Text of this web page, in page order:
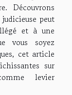
Découvrons
peut
et à une
vous soyez
cet article
sur
levier